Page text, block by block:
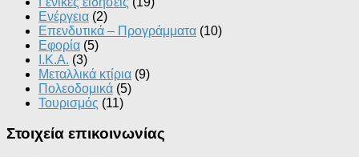
Ενέργεια (2)
Επενδυτικά – Προγράμματα (10)
Εφορία (5)
Ι.Κ.Α. (3)
Μεταλλικά κτίρια (9)
Πολεοδομικά (5)
Τουρισμός (11)
Στοιχεία επικοινωνίας